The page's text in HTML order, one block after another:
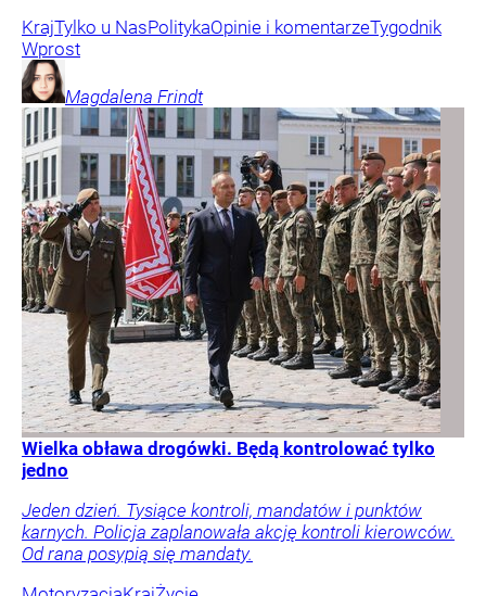
KrajTylko u NasPolitykaOpinie i komentarzeTygodnik
Wprost
Magdalena Frindt
Wielka obława drogówki. Będą kontrolować tylko
jedno
Jeden dzień. Tysiące kontroli, mandatów i punktów
karnych. Policja zaplanowała akcję kontroli kierowców.
Od rana posypią się mandaty.